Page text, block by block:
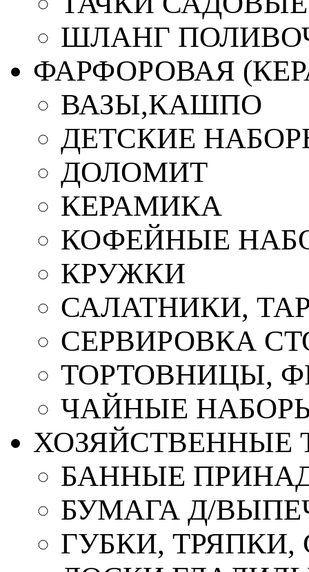
ШЛАНГ
ФАРФОРОВАЯ
ВАЗЫ,КАШПО
ДЕТСКИЕ
ДОЛОМИТ
КЕРАМИКА
КОФЕЙНЫЕ
КРУЖКИ
САЛАТНИКИ,
СЕРВИРОВКА
ТОРТОВНИЦЫ,
ЧАЙНЫЕ
ХОЗЯЙСТВЕННЫЕ
БАННЫЕ
БУМАГА Д/
ГУБКИ,